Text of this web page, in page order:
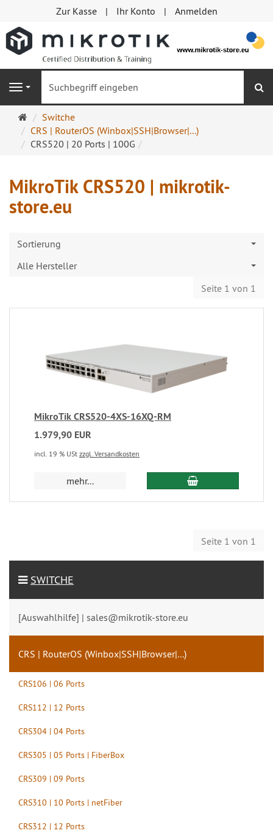
Zur Kasse Ihr Konto Anmelden
Navigation
Startseite
Switche
CRS | RouterOS (Winbox|SSH|Browser|...)
CRS520 | 20 Ports | 100G
MikroTik CRS520 | mikrotik-
store.eu
Sortierung
Alle Hersteller
Seite 1 von 1
MikroTik CRS520-4XS-16XQ-RM
1.979,90 EUR
incl. 19 % USt zzgl. Versandkosten
mehr...
Seite 1 von 1
SWITCHE
[Auswahlhilfe] | sales@mikrotik-store.eu
CRS | RouterOS (Winbox|SSH|Browser|...)
CRS106 | 06 Ports
CRS112 | 12 Ports
CRS304 | 04 Ports
CRS305 | 05 Ports | FiberBox
CRS309 | 09 Ports
CRS310 | 10 Ports | netFiber
CRS312 | 12 Ports